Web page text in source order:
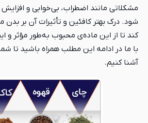
مشکلاتی مانند اضطراب، بی‌خوابی و
شود. درک بهتر کافئین و تأثیرات آن بر بدن
کند تا از این ماده‌ی محبوب به‌طور مؤثر و
با ما در ادامه این مطلب همراه باشید تا
آشنا کنیم.